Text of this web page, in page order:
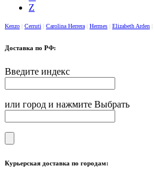
Z
Kenzo Cerruti Carolina Herrera Hermes Elizabeth Arden
Доставка по РФ:
Введите индекс
или город и нажмите Выбрать
Курьерская доставка по городам: